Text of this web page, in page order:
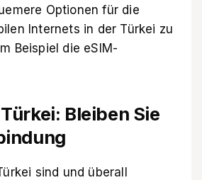
Optionen für die
Internets in der Türkei zu
Beispiel die eSIM-
Bleiben Sie
sind und überall